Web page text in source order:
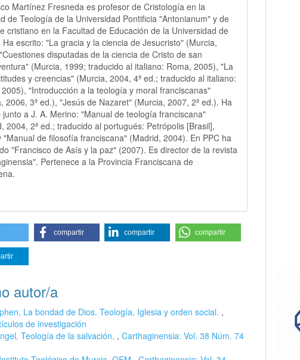
Martínez Fresneda es profesor de Cristología en la
de Teología de la Universidad Pontificia "Antonianum" y de
cristiano en la Facultad de Educación de la Universidad de
Ha escrito: "La gracia y la ciencia de Jesucristo" (Murcia,
disputadas de la ciencia de Cristo de san
(Murcia, 1999; traducido al italiano: Roma, 2005), "La
y creencias" (Murcia, 2004, 4ª ed.; traducido al italiano:
2005), "Introducción a la teología y moral franciscanas"
2006, 3ª ed.), "Jesús de Nazaret" (Murcia, 2007, 2ª ed.). Ha
junto a J. A. Merino: "Manual de teología franciscana"
2004, 2ª ed.; traducido al portugués: Petrópolis [Brasil],
"Manual de filosofía franciscana" (Madrid, 2004). En PPC ha
"Francisco de Asís y la paz" (2007). Es director de la revista
Pertenece a la Provincia Franciscana de
compartir compartir compartir
autor/a
La bondad de Dios. Teología, Iglesia y orden social. ,
de investigación
Teología de la salvación. , Carthaginensia: Vol. 38 Núm. 74